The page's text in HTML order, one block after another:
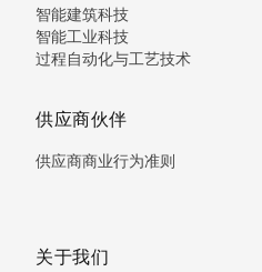
智能建筑科技
智能工业科技
过程自动化与工艺技术
供应商伙伴
供应商商业行为准则
关于我们